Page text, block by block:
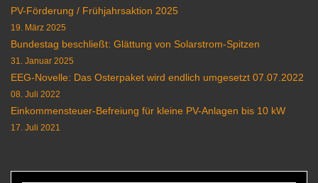
PV-Förderung / Frühjahrsaktion 2025
19. März 2025
Bundestag beschließt: Glättung von Solarstrom-Spitzen
31. Januar 2025
EEG-Novelle: Das Osterpaket wird endlich umgesetzt 07.07.2022
08. Juli 2022
Einkommensteuer-Befreiung für kleine PV-Anlagen bis 10 kW
17. Juli 2021